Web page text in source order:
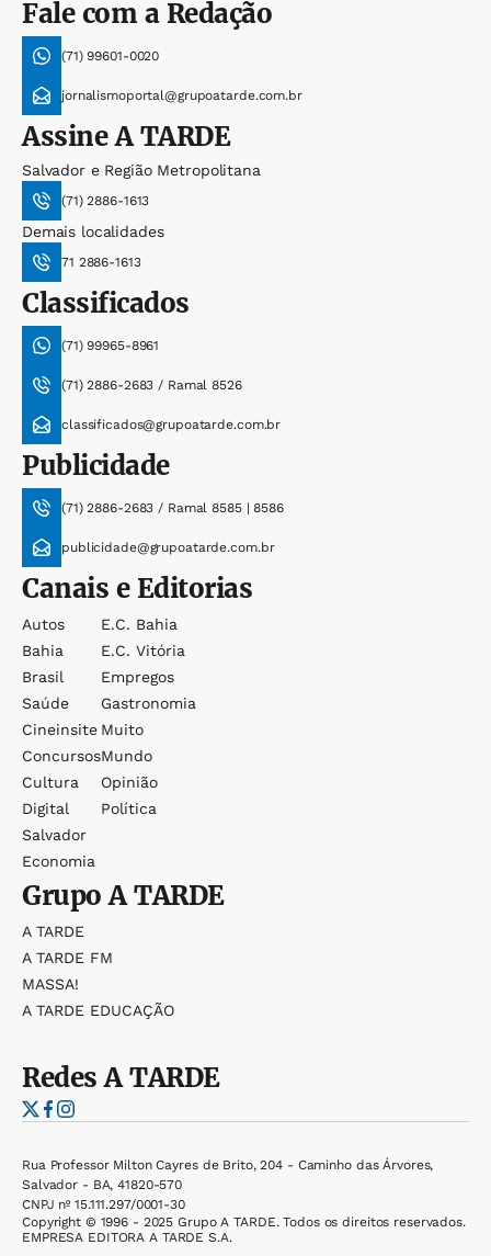
Fale com a Redação
(71) 99601-0020
jornalismoportal@grupoatarde.com.br
AssineA TARDE
Salvador e Região Metropolitana
(71) 2886-1613
Demais localidades
71 2886-1613
Classificados
(71) 99965-8961
(71) 2886-2683 / Ramal 8526
classificados@grupoatarde.com.br
Publicidade
(71) 2886-2683 / Ramal 8585 | 8586
publicidade@grupoatarde.com.br
Canais e Editorias
Autos
Bahia
Brasil
Saúde
Cineinsite
Concursos
Cultura
Digital
Salvador
Economia
E.c. Bahia
E.c. Vitória
Empregos
Gastronomia
Muito
Mundo
Opinião
Política
GrupoA TARDE
A TARDE
A TARDE FM
MASSA!
A TARDE EDUCAÇÃO
RedesA TARDE
Rua Professor Milton Cayres de Brito, 204 - Caminho das Árvores,
Salvador - BA, 41820-570
CNPJ nº 15.111.297/0001-30
Copyright © 1996 - 2025 Grupo A TARDE. Todos os direitos reservados.
EMPRESA EDITORA A TARDE S.A.